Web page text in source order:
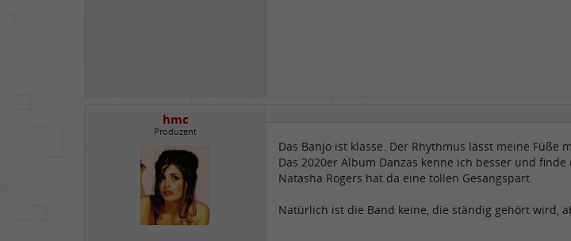
hmc
Produzent
Das Banjo ist klasse. Der Rhythmus lässt meine Füße
Das 2020er Album Danzas kenne ich besser und finde
Natasha Rogers hat da eine tollen Gesangspart.
Natürlich ist die Band keine, die ständig gehört wird,